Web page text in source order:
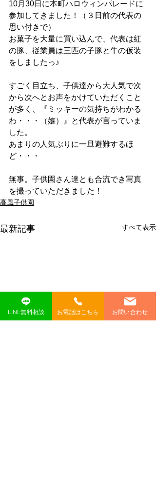
10月30日に本町ハロウィンパレードに
参加してきました！（３日前の代表の
思い付きで）
お菓子を大量に買い込んで、代表は紅
の豚、従業員は三匹の子豚と牛の仮装
をしましたっ♪
すごく目立ち、子供達から大人気で次
から次へとお声をかけていただくこと
が多く、『ミッキーの気持ちがわかる
わ・・・（嬉）』と代表が言っていま
した。
あまりの人気ぶりに一旦避難するほ
ど・・・
無事。子供園さん達とも合流でき写真
を撮っていただきました！
高風子供園
最新記事 すべて表示
LINE無料相談 お電話はこちら お問い合わせ